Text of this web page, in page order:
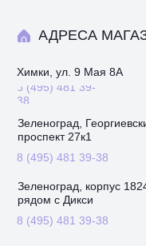
АДРЕСА
8 (495) 481 39-38
Зеленоград,
проспект 27к1
8 (495) 481 39-38
Зеленоград, корпус
рядом с Дикси
8 (495) 481 39-
38
Химки, ул. 9 Мая 8А